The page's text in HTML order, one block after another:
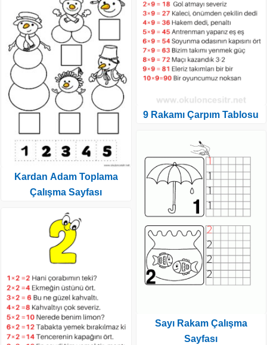
Kardan Adam Toplama
Çalışma Sayfası
9 Rakamı Çarpım Tablosu
Sayı Rakam Çalışma
Sayfası